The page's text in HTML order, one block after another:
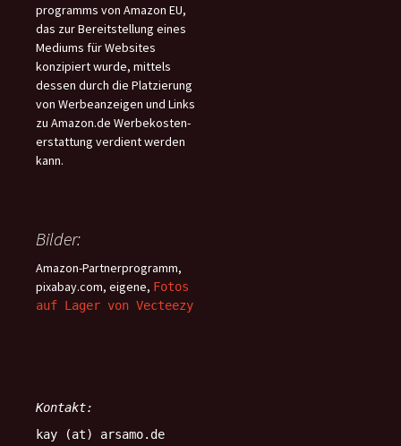
programms von Amazon EU,
das zur Bereitstellung eines
Mediums für Websites
konzipiert wurde, mittels
dessen durch die Platzierung
von Werbeanzeigen und Links
zu Amazon.de Werbekosten-
erstattung verdient werden
kann.
Bilder:
Amazon-Partnerprogramm,
pixabay.com, eigene, Fotos
auf Lager von Vecteezy
Kontakt:
kay (at) arsamo.de